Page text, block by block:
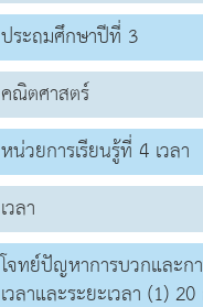
ประถมศึกษาปีที่ 3
คณิตศาสตร์
หน่วยการเรียนรู้ที่ 4 เวลา
เวลา
โจทย์ปัญหาการบวกและก
เวลาและระยะเวลา (1)